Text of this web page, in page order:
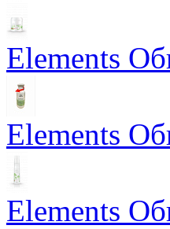
Elements
Elements
Elements